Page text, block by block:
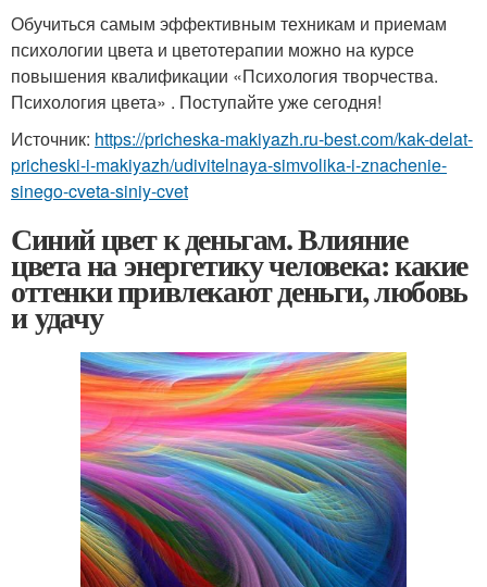
Обучиться самым эффективным техникам и приемам
психологии цвета и цветотерапии можно на курсе
повышения квалификации «Психология творчества.
Психология цвета» . Поступайте уже сегодня!
Источник: https://pricheska-makiyazh.ru-best.com/kak-delat-
pricheski-i-makiyazh/udivitelnaya-simvolika-i-znachenie-
sinego-cveta-siniy-cvet
Синий цвет к деньгам. Влияние
цвета на энергетику человека: какие
оттенки привлекают деньги, любовь
и удачу